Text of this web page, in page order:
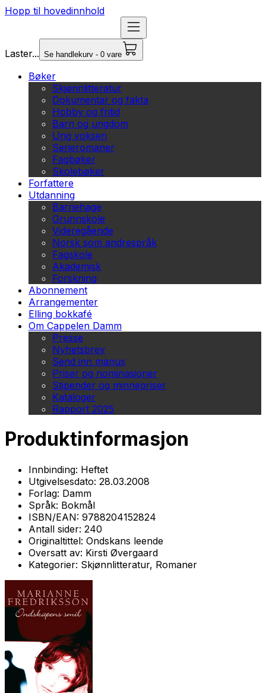
Hopp til hovedinnhold
Laster... Se handlekurv - 0 vare
Bøker
Skjønnlitteratur
Dokumentar og fakta
Hobby og fritid
Barn og ungdom
Ung voksen
Serieromaner
Fagbøker
Skolebøker
Forfattere
Utdanning
Barnehage
Grunnskole
Videregående
Norsk som andrespråk
Fagskole
Akademisk
Forskning
Abonnement
Arrangementer
Elling bokkafé
Om Cappelen Damm
Presse
Nyhetsbrev
Send inn manus
Priser og nominasjoner
Stipender og minnepriser
Kataloger
Rapport 2025
Produktinformasjon
Innbinding: Heftet
Utgivelsesdato: 28.03.2008
Forlag: Damm
Språk: Bokmål
ISBN/EAN: 9788204152824
Antall sider: 240
Originaltittel: Ondskans leende
Oversatt av: Kirsti Øvergaard
Kategorier: Skjønnlitteratur, Romaner